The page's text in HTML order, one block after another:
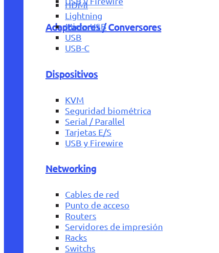
Adaptadores / Conversores
HDMI
Lightning
Micro USB
USB
USB-C
Dispositivos
KVM
Seguridad biométrica
Serial / Parallel
Tarjetas E/S
USB y Firewire
Networking
Cables de red
Punto de acceso
Routers
Servidores de impresión
Racks
Switchs